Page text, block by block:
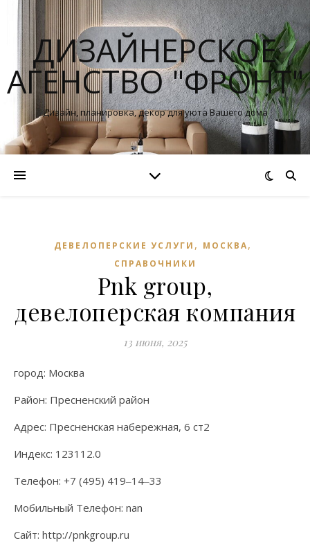
ДИЗАЙНЕРСКОЕ
АГЕНСТВО "ФРОНТ"
Дизайн, планировка, декор для уюта Вашего дома
ДЕВЕЛОПЕРСКИЕ УСЛУГИ , МОСКВА,
СПРАВОЧНИКИ
Pnk group,
девелоперская компания
13 июня, 2025
город: Москва
Район: Пресненский район
Адрес: Пресненская набережная, 6 ст2
Индекс: 123112.0
Телефон: +7 (495) 419‒14‒33
Мобильный Телефон: nan
Сайт: http://pnkgroup.ru